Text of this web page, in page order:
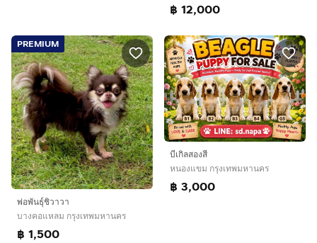
฿ 12,000
PREMIUM
พ่อพันธุ์ชิวาวา
บางคอแหลม กรุงเทพมหานคร
฿ 1,500
บีเกิลสองสี
หนองแขม กรุงเทพมหานคร
฿ 3,000